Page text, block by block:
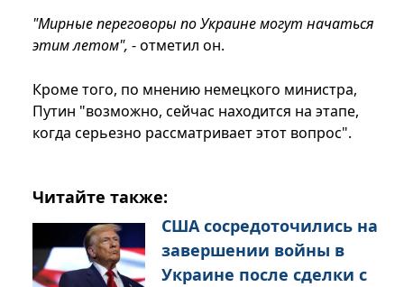
"Мирные переговоры по Украине могут начаться
этим летом", - отметил он.
Кроме того, по мнению немецкого министра,
Путин "возможно, сейчас находится на этапе,
когда серьезно рассматривает этот вопрос".
Читайте также:
США сосредоточились на
завершении войны в
Украине после сделки с